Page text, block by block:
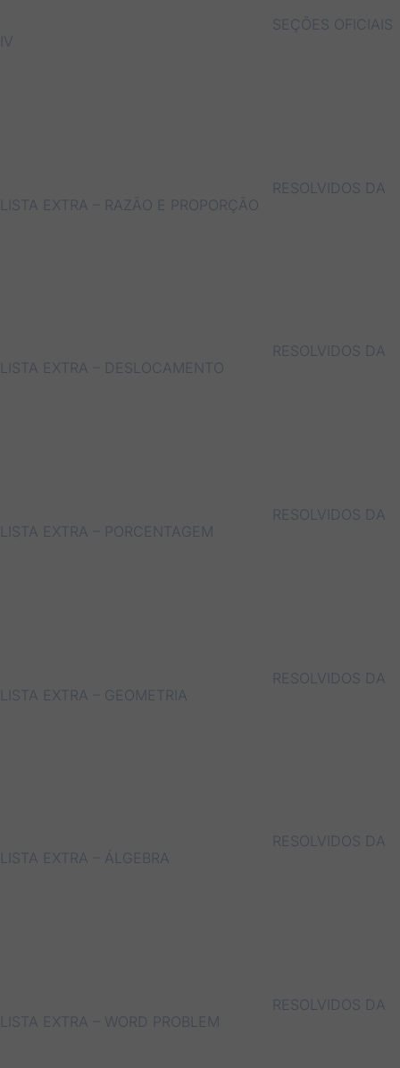
SEÇÕES OFICIAIS
IV
RESOLVIDOS DA
LISTA EXTRA – RAZÃO E PROPORÇÃO
RESOLVIDOS DA
LISTA EXTRA – DESLOCAMENTO
RESOLVIDOS DA
LISTA EXTRA – PORCENTAGEM
RESOLVIDOS DA
LISTA EXTRA – GEOMETRIA
RESOLVIDOS DA
LISTA EXTRA – ÁLGEBRA
RESOLVIDOS DA
LISTA EXTRA – WORD PROBLEM